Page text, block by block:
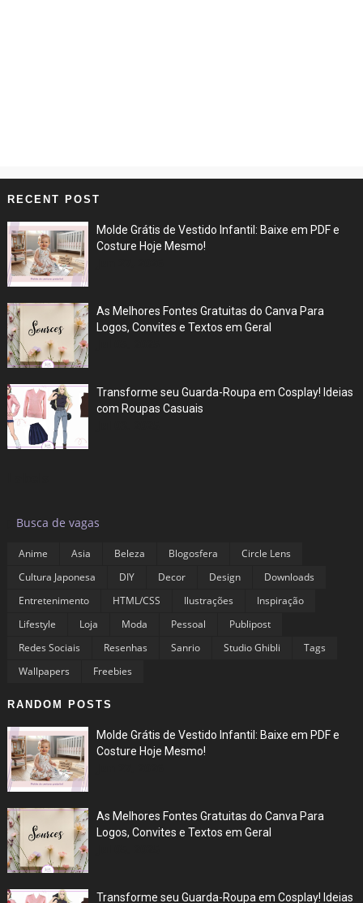
RECENT POST
Molde Grátis de Vestido Infantil: Baixe em PDF e
Costure Hoje Mesmo!
As Melhores Fontes Gratuitas do Canva Para
Logos, Convites e Textos em Geral
Transforme seu Guarda-Roupa em Cosplay! Ideias
com Roupas Casuais
Busca de vagas
Anime Asia Beleza Blogosfera
Circle Lens
Cultura Japonesa
DIY Decor Design
Downloads
Entretenimento
HTML/CSS Ilustrações
Inspiração
Lifestyle
Loja Moda Pessoal
Publipost
Redes Sociais
Resenhas Sanrio Studio Ghibli
Tags
Wallpapers
Freebies
RANDOM POSTS
Molde Grátis de Vestido Infantil: Baixe em PDF e
Costure Hoje Mesmo!
As Melhores Fontes Gratuitas do Canva Para
Logos, Convites e Textos em Geral
Transforme seu Guarda-Roupa em Cosplay! Ideias